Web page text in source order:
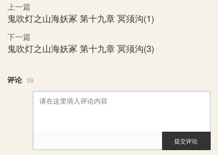
上一篇
鬼吹灯之山海妖冢 第十九章 冥须沟(1)
下一篇
鬼吹灯之山海妖冢 第十九章 冥须沟(3)
评论 39
提交评论